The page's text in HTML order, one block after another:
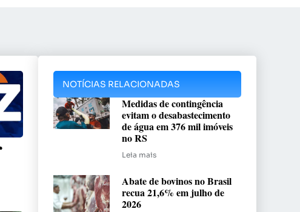
NOTÍCIAS RELACIONADAS
Medidas de contingência
evitam o desabastecimento
de água em 376 mil imóveis
no RS
Leia mais
Abate de bovinos no Brasil
recua 21,6% em julho de
2026